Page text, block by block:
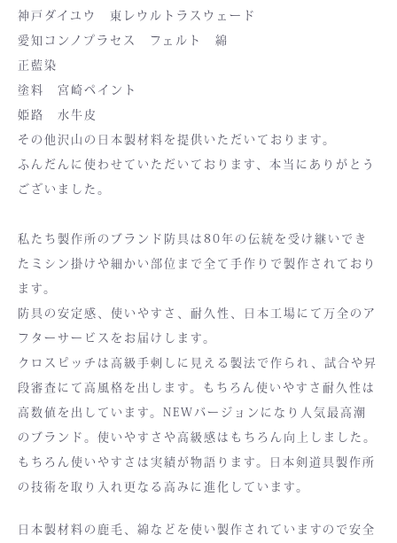
神戸ダイユウ 東レウルトラスウェード
愛知コンノプラセス フェルト 綿
正藍染
塗料 宮崎ペイント
姫路 水牛皮
その他沢山の日本製材料を提供いただいております。
ふんだんに使わせていただいております、本当にありがとう
ございました。
私たち製作所のブランド防具は80年の伝統を受け継いでき
たミシン掛けや細かい部位まで全て手作りで製作されており
ます。
防具の安定感、使いやすさ、耐久性、日本工場にて万全のア
フターサービスをお届けします。
クロスピッチは高級手刺しに見える製法で作られ、試合や昇
段審査にて高風格を出します。もちろん使いやすさ耐久性は
高数値を出しています。NEWバージョンになり人気最高潮
のブランド。使いやすさや高級感はもちろん向上しました。
もちろん使いやすさは実績が物語ります。日本剣道具製作所
の技術を取り入れ更なる高みに進化しています。
日本製材料の鹿毛、綿などを使い製作されていますので安全